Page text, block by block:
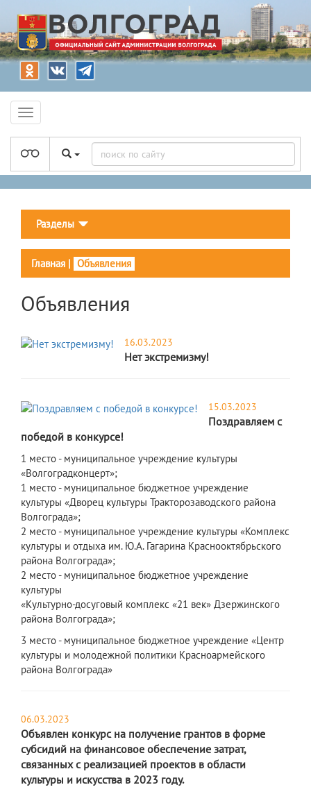
Разделы
Главная | Объявления
Объявления
16.03.2023
Нет экстремизму!
15.03.2023
Поздравляем с
победой в конкурсе!
​1 место - муниципальное учреждение культуры
«Волгоградконцерт»;
1 место - муниципальное бюджетное учреждение
культуры «Дворец культуры Тракторозаводского района
Волгограда»;
2 место - муниципальное учреждение культуры «Комплекс
культуры и отдыха им. Ю.А. Гагарина Краснооктябрьского
района Волгограда»;
2 место - муниципальное бюджетное учреждение
культуры
«Культурно-досуговый комплекс «21 век» Дзержинского
района Волгограда»;
3 место - муниципальное бюджетное учреждение «Центр
культуры и молодежной политики Красноармейского
района Волгограда»
06.03.2023
Объявлен конкурс на получение грантов в форме
субсидий на финансовое обеспечение затрат,
связанных с реализацией проектов в области
культуры и искусства в 2023 году.